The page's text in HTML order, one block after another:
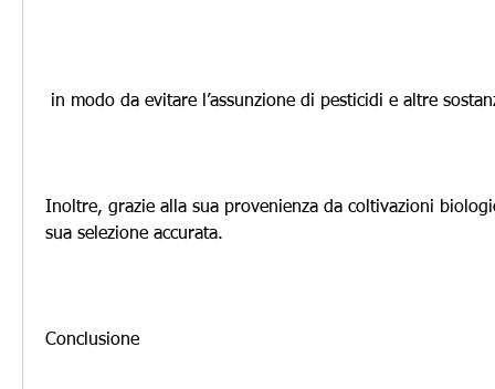
in modo da evitare l’assunzione di pesticidi e altre
Inoltre, grazie alla sua provenienza da coltivazioni
sua selezione accurata.
Conclusione